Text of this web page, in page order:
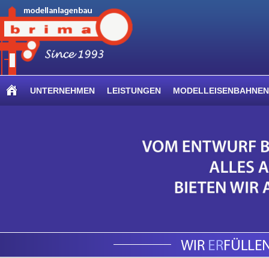
UNTERNEHMEN LEISTUNGEN MODELLEISENBAHNEN